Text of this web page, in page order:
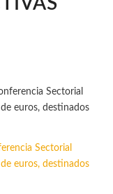
Sectorial
euros, destinados